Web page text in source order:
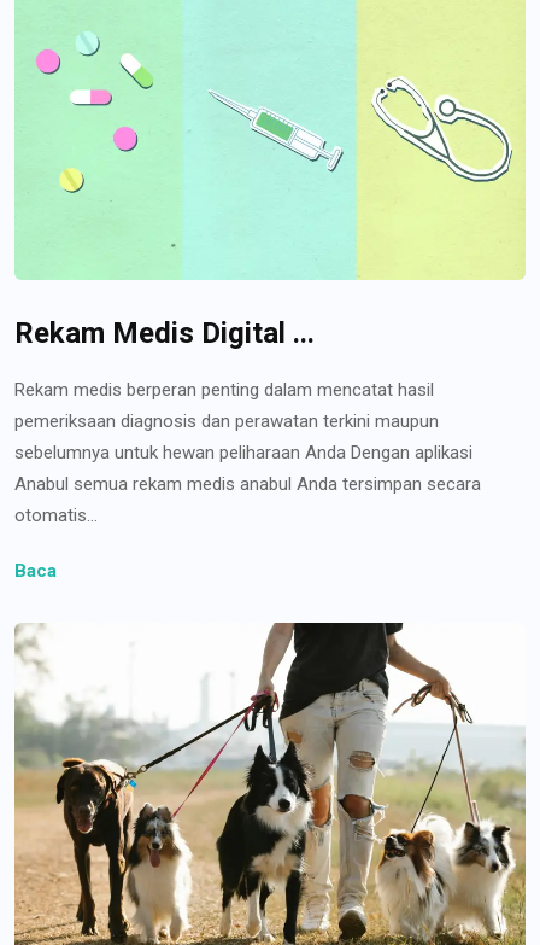
Rekam Medis Digital ...
Rekam medis berperan penting dalam mencatat hasil
pemeriksaan diagnosis dan perawatan terkini maupun
sebelumnya untuk hewan peliharaan Anda Dengan aplikasi
Anabul semua rekam medis anabul Anda tersimpan secara
otomatis...
Baca